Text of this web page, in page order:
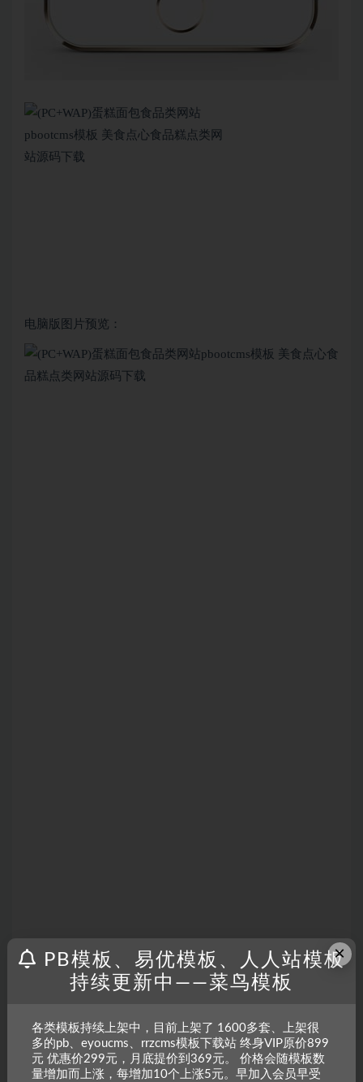
电脑版图片预览：
×
PB模板、易优模板、人人站模板
持续更新中——菜鸟模板
各类模板持续上架中，目前上架了 1600多套、上架很
多的pb、eyoucms、rrzcms模板下载站 终身VIP原价899
元 优惠价299元，月底提价到369元。 价格会随模板数
量增加而上涨，每增加10个上涨5元。早加入会员早受